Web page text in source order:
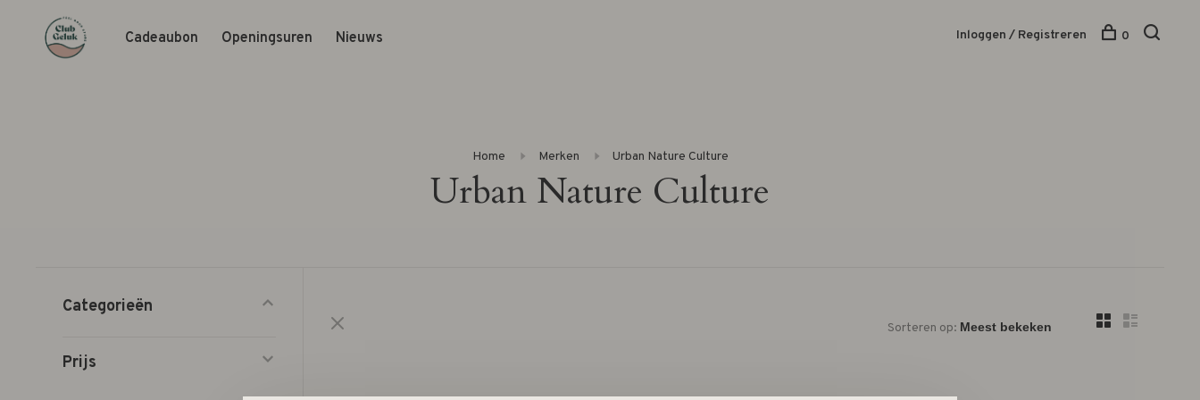
Cadeaubon Openingsuren Nieuws Inloggen / Registreren 0
Home Merken Urban Nature Culture
Urban Nature Culture
Categorieën
Prijs
Sorteren op: